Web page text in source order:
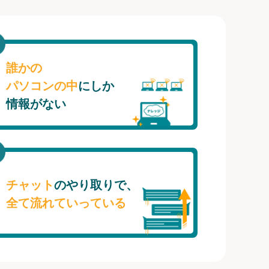
誰かの
パソコンの中にしか
情報がない
チャットのやり取りで、
全て流れていっている